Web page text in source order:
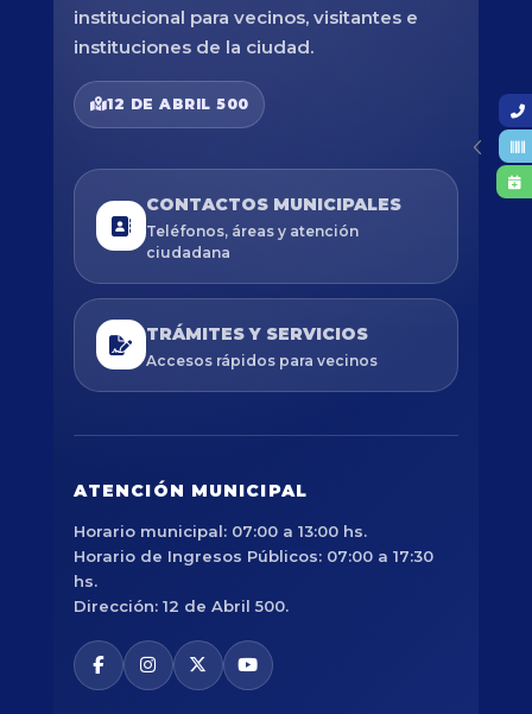
institucional para vecinos, visitantes e
instituciones de la ciudad.
12 DE ABRIL 500
CONTACTOS MUNICIPALES
Teléfonos, áreas y atención
ciudadana
TRÁMITES Y SERVICIOS
Accesos rápidos para vecinos
ATENCIÓN MUNICIPAL
Horario municipal: 07:00 a 13:00 hs.
Horario de Ingresos Públicos: 07:00 a 17:30
hs.
Dirección: 12 de Abril 500.